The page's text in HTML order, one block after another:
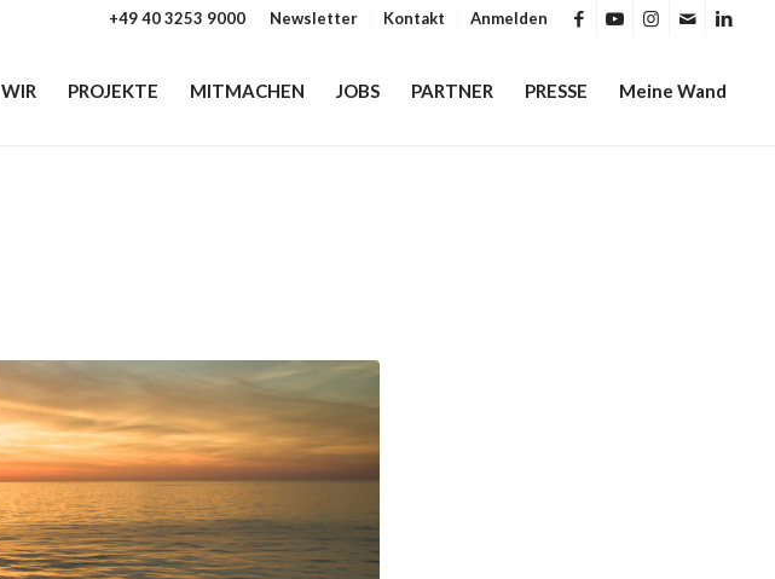
Newsletter Kontakt Anmelden
+49 40 3253 9000
WIR PROJEKTE MITMACHEN JOBS PARTNER PRESSE Meine Wand